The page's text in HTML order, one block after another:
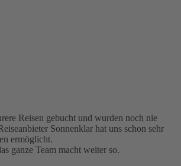
Reisen gebucht und wurden noch nie
Sonnenklar hat uns schon sehr
ermöglicht.
ganze Team macht weiter so.